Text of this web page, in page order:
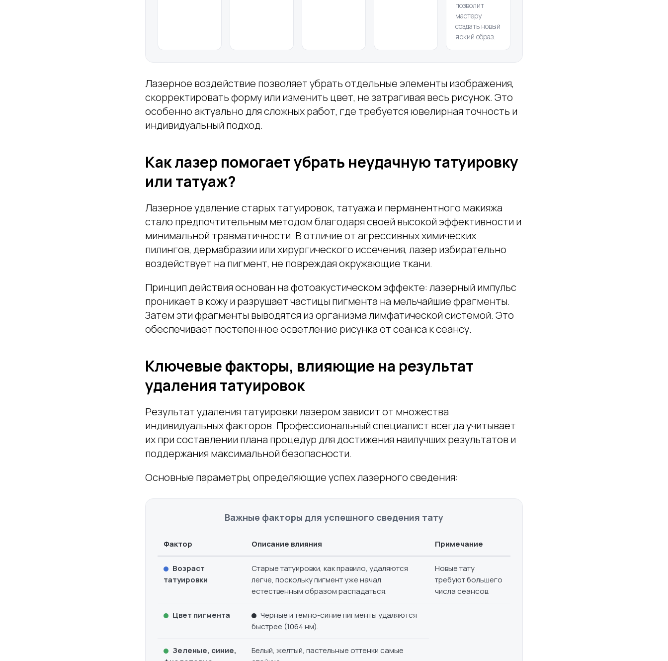
позволит
мастеру
создать новый
яркий образ.
Лазерное воздействие позволяет убрать отдельные элементы изображения,
скорректировать форму или изменить цвет, не затрагивая весь рисунок. Это
особенно актуально для сложных работ, где требуется ювелирная точность и
индивидуальный подход.
Как лазер помогает убрать неудачную татуировку
или татуаж?
Лазерное удаление старых татуировок, татуажа и перманентного макияжа
стало предпочтительным методом благодаря своей высокой эффективности и
минимальной травматичности. В отличие от агрессивных химических
пилингов, дермабразии или хирургического иссечения, лазер избирательно
воздействует на пигмент, не повреждая окружающие ткани.
Принцип действия основан на фотоакустическом эффекте: лазерный импульс
проникает в кожу и разрушает частицы пигмента на мельчайшие фрагменты.
Затем эти фрагменты выводятся из организма лимфатической системой. Это
обеспечивает постепенное осветление рисунка от сеанса к сеансу.
Ключевые факторы, влияющие на результат
удаления татуировок
Результат удаления татуировки лазером зависит от множества
индивидуальных факторов. Профессиональный специалист всегда учитывает
их при составлении плана процедур для достижения наилучших результатов и
поддержания максимальной безопасности.
Основные параметры, определяющие успех лазерного сведения:
Важные факторы для успешного сведения тату
Фактор Описание влияния Примечание
Возраст
татуировки
Старые татуировки, как правило, удаляются
легче, поскольку пигмент уже начал
естественным образом распадаться.
Новые тату
требуют большего
числа сеансов.
Цвет пигмента
Черные и темно-синие пигменты удаляются
быстрее (1064 нм).
Зеленые, синие,
Белый, желтый, пастельные оттенки самые